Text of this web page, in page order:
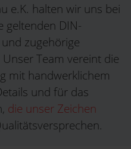
e.K. halten wir uns bei
geltenden DIN-
zugehörige
Team vereint die
mit handwerklichem
und für das
die unser Zeichen